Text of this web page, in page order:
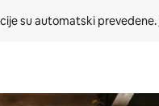
su automatski prevedene.